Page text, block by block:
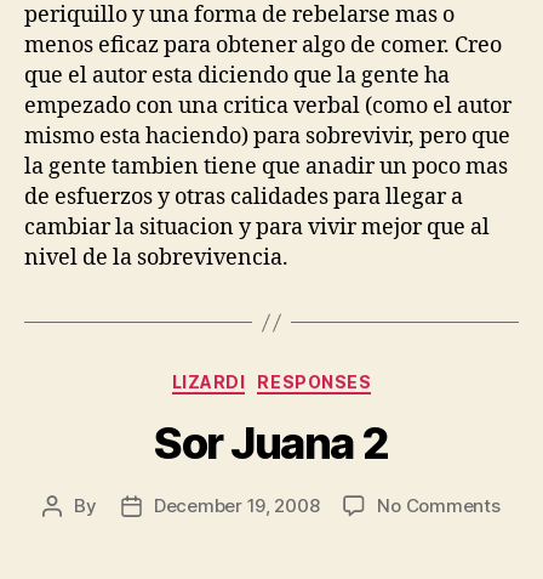
periquillo y una forma de rebelarse mas o
menos eficaz para obtener algo de comer. Creo
que el autor esta diciendo que la gente ha
empezado con una critica verbal (como el autor
mismo esta haciendo) para sobrevivir, pero que
la gente tambien tiene que anadir un poco mas
de esfuerzos y otras calidades para llegar a
cambiar la situacion y para vivir mejor que al
nivel de la sobrevivencia.
Categories
LIZARDI RESPONSES
Sor Juana 2
Post
By
PostDecember 19, 2008 No Commentson